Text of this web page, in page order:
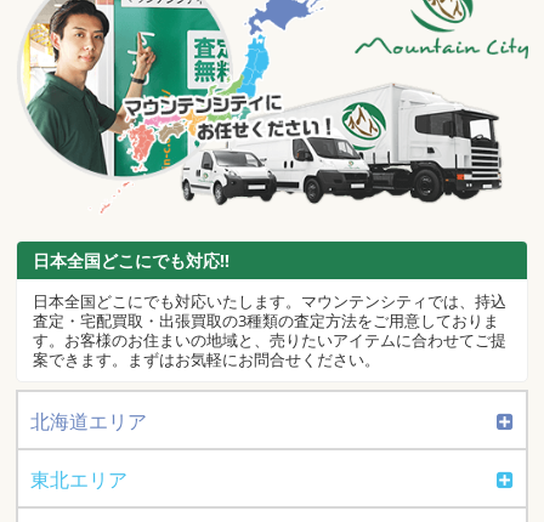
日本全国どこにでも対応!!
日本全国どこにでも対応いたします。マウンテンシティでは、持込
査定・宅配買取・出張買取の3種類の査定方法をご用意しておりま
す。お客様のお住まいの地域と、売りたいアイテムに合わせてご提
案できます。まずはお気軽にお問合せください。
北海道エリア
東北エリア